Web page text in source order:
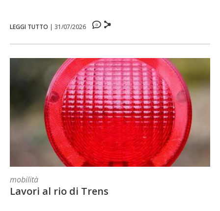
LEGGI TUTTO |31/07/2026 0
mobilità
Lavori al rio di Trens